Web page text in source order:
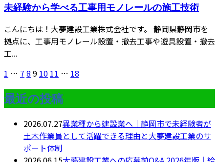
未経験から学べる工事用モノレールの施工技術
こんにちは！大夢建設工業株式会社です。 静岡県静岡市を
拠点に、工事用モノレール設置・撤去工事や遊具設置・撤去
工...
1 … 7 8 9 10 11 … 18
最近の投稿
2026.07.27異業種から建設業へ｜静岡市で未経験者が
土木作業員として活躍できる理由と大夢建設工業のサ
ポート体制